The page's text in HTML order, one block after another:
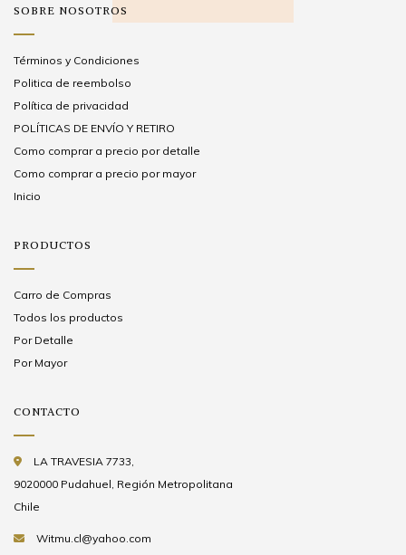
SOBRE NOSOTROS
Términos y Condiciones
Politica de reembolso
Política de privacidad
POLÍTICAS DE ENVÍO Y RETIRO
Como comprar a precio por detalle
Como comprar a precio por mayor
Inicio
PRODUCTOS
Carro de Compras
Todos los productos
Por Detalle
Por Mayor
CONTACTO
LA TRAVESIA 7733,
9020000 Pudahuel, Región Metropolitana
Chile
Witmu.cl@yahoo.com